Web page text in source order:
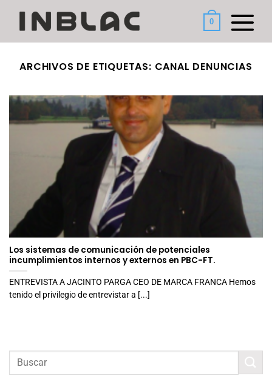
0
ARCHIVOS DE ETIQUETAS: CANAL DENUNCIAS
Los sistemas de comunicación de potenciales
incumplimientos internos y externos en PBC-FT.
ENTREVISTA A JACINTO PARGA CEO DE MARCA FRANCA Hemos
tenido el privilegio de entrevistar a [...]